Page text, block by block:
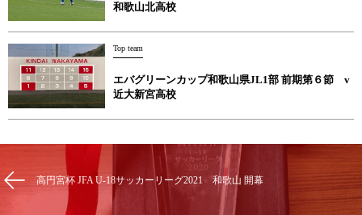
和歌山北高校
Top team
エバグリーンカップ和歌山県JL1部 前期第６節 v
近大新宮高校
高円宮杯 JFA U-18サッカーリーグ2021 和歌山 開幕